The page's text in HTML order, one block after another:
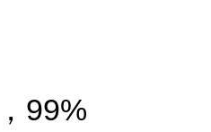
， 99%